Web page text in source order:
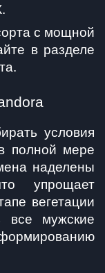
с мощной
в разделе
условия
полной мере
наделены
упрощает
вегетации
все мужские